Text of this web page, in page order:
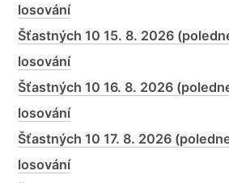
losování
Šťastných 10 15. 8. 2026
losování
Šťastných 10 16. 8. 2026
losování
Šťastných 10 17. 8. 2026
losování